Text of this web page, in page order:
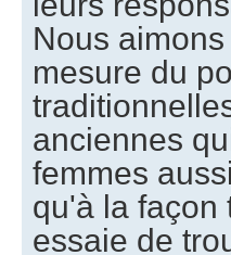
Nous
mesure du
anciennes
femmes
qu'à la façon
essaie de